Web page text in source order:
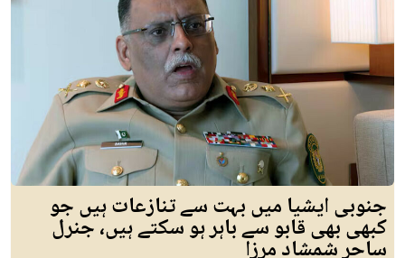
جنوبی ایشیا میں بہت سے تنازعات ہیں جو
کبھی بھی قابو سے باہر ہو سکتے ہیں، جنرل
ساحر شمشاد مرزا